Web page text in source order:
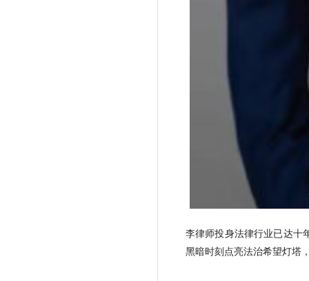
李律师投身法律行业已达十
黑暗时刻点亮法治希望灯塔